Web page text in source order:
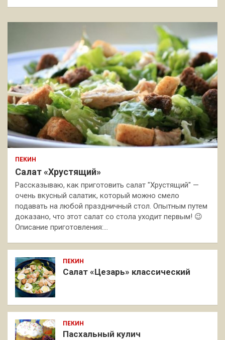
ПЕКИН
Салат «Хрустящий»
Рассказываю, как приготовить салат "Хрустящий" —
очень вкусный салатик, который можно смело
подавать на любой праздничный стол. Опытным путем
доказано, что этот салат со стола уходит первым! 😉
Описание приготовления:…
ПЕКИН
Салат «Цезарь» классический
ПЕКИН
Пасхальный кулич